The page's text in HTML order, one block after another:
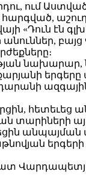
ում
հարգված,
«Դուն էն
տարիների
անպայման
երգերի